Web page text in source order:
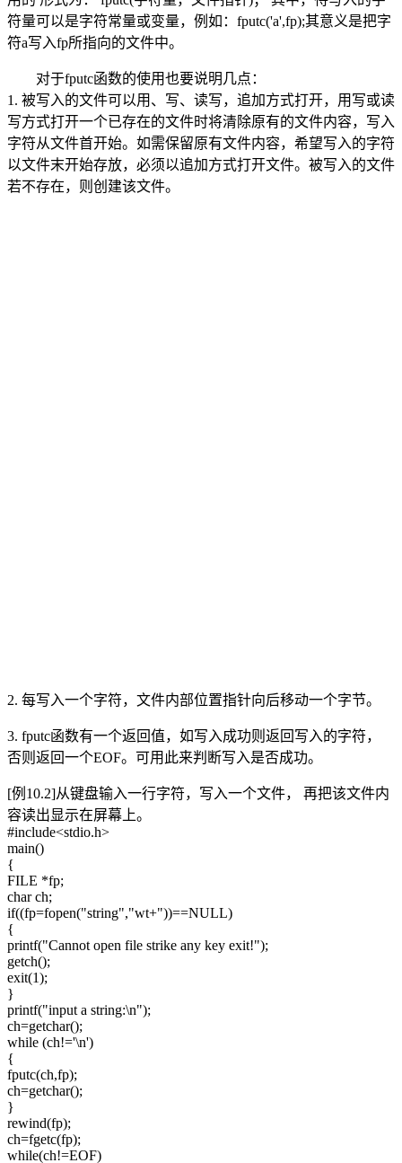
符量可以是字符常量或变量，例如：fputc('a',fp);其意义是把字
符a写入fp所指向的文件中。
对于fputc函数的使用也要说明几点：
1. 被写入的文件可以用、写、读写，追加方式打开，用写或读
写方式打开一个已存在的文件时将清除原有的文件内容，写入
字符从文件首开始。如需保留原有文件内容，希望写入的字符
以文件末开始存放，必须以追加方式打开文件。被写入的文件
若不存在，则创建该文件。
2. 每写入一个字符，文件内部位置指针向后移动一个字节。
3. fputc函数有一个返回值，如写入成功则返回写入的字符，
否则返回一个EOF。可用此来判断写入是否成功。
[例10.2]从键盘输入一行字符，写入一个文件， 再把该文件内
容读出显示在屏幕上。
#include<stdio.h>
main()
{
FILE *fp;
char ch;
if((fp=fopen("string","wt+"))==NULL)
{
printf("Cannot open file strike any key exit!");
getch();
exit(1);
}
printf("input a string:\n");
ch=getchar();
while (ch!='\n')
{
fputc(ch,fp);
ch=getchar();
}
rewind(fp);
ch=fgetc(fp);
while(ch!=EOF)